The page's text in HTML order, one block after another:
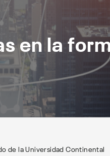
en la
de la Universidad Continental